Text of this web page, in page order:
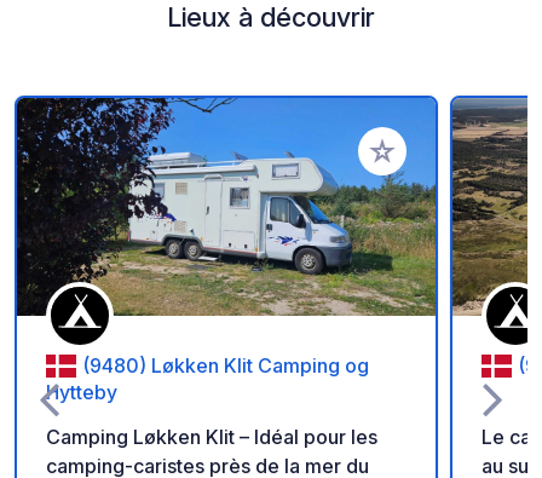
Lieux à découvrir
Ajouter à vos
(9480) Løkken Klit Camping og
Hytteby
Camping Løkken Klit – Idéal pour les
camping-caristes près de la mer du
Le
au